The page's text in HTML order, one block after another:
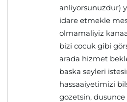
anliyorsunuzdur)
idare etmekle
olmamaliyiz
bizi cocuk gibi
arada hizmet
baska seyleri
hassaaiyetimizi
gozetsin,